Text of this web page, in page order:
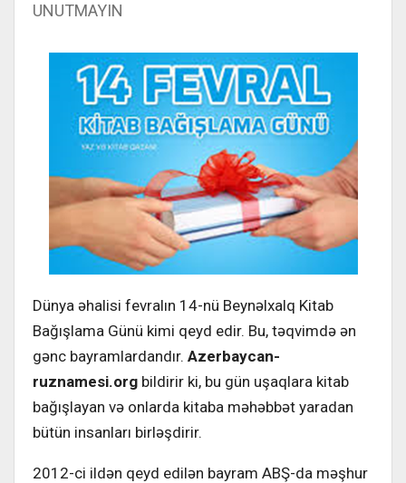
UNUTMAYIN
Dünya əhalisi fevralın 14-nü Beynəlxalq Kitab
Bağışlama Günü kimi qeyd edir. Bu, təqvimdə ən
gənc bayramlardandır. Azerbaycan-
ruznamesi.org bildirir ki, bu gün uşaqlara kitab
bağışlayan və onlarda kitaba məhəbbət yaradan
bütün insanları birləşdirir.
2012-ci ildən qeyd edilən bayram ABŞ-da məşhur